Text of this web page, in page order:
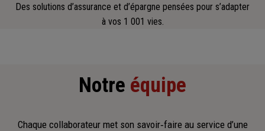
Des solutions d’assurance et d’épargne pensées pour s’adapter
à vos 1 001 vies.
Notre équipe
Chaque collaborateur met son savoir‑faire au service d’une